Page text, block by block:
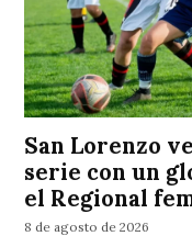
San Lorenzo
serie con un
el Regional
8 de agosto de 2026